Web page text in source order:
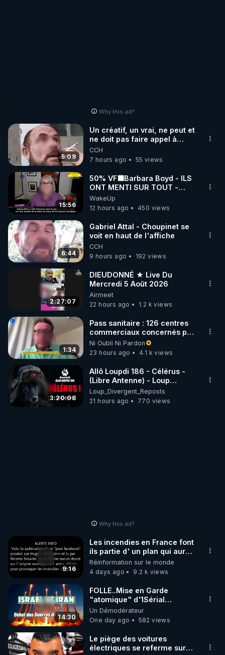
Why this ad?
5:09
Un créatif, un vrai, ne peut et
ne doit pas faire appel à
l'intelligence artificielle
CCH
7 hours ago
55 views
15:56
50% VF🟩Barbara Boyd - ILS
ONT MENTI SUR TOUT -
Jocelyne Traduction
WakeUp
12 hours ago
450 views
6:44
Gabriel Attal - Choupinet se
voit en haut de l'affiche
CCH
9 hours ago
192 views
2:27:07
DIEUDONNÉ ★ Live Du
Mercredi 5 Août 2026
Airmeet
22 hours ago
1.2 k views
1:34
Pass sanitaire : 126 centres
commerciaux concernés par
l'obligation dans toute la
France
Ni Oubli Ni Pardon
23 hours ago
4.1 k views
3:20:08
Allô Loupdi 186 - Célérus -
(Libre Antenne) - Loup
Divergent 2026.08.06
Loup_Divergent_Reposts
21 hours ago
770 views
Why this ad?
9:16
Les incendies en France font
ils partie d' un plan qui aurait
débuté le 11 septembre 2001
?
Réinformation sur le monde
4 days ago
9.2 k views
14:30
FOLLE..Mise en Garde
"atomique" d'1Sérial
Lanceur d'ALERTES
combinant
"Théories"&"Faits
Accomplis"
Un Démodérateur
One day ago
582 views
Le piège des voitures
électriques se referme sur